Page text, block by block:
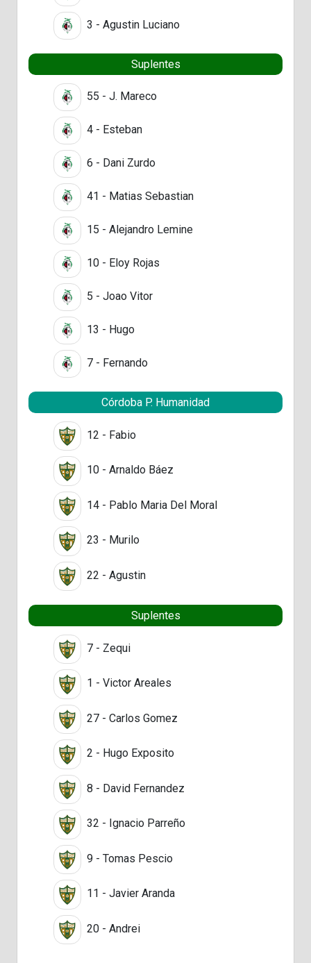
3 - Agustin Luciano
Suplentes
55 - J. Mareco
4 - Esteban
6 - Dani Zurdo
41 - Matias Sebastian
15 - Alejandro Lemine
10 - Eloy Rojas
5 - Joao Vitor
13 - Hugo
7 - Fernando
Córdoba P. Humanidad
12 - Fabio
10 - Arnaldo Báez
14 - Pablo Maria Del Moral
23 - Murilo
22 - Agustin
Suplentes
7 - Zequi
1 - Victor Areales
27 - Carlos Gomez
2 - Hugo Exposito
8 - David Fernandez
32 - Ignacio Parreño
9 - Tomas Pescio
11 - Javier Aranda
20 - Andrei